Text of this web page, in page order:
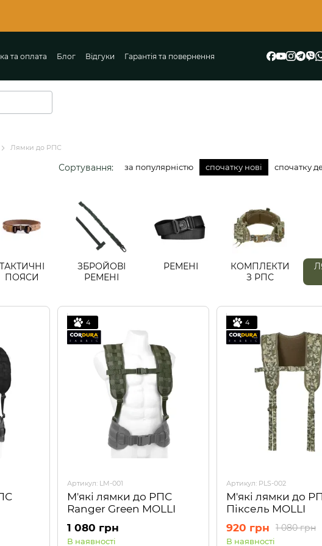
🔔
та оплата Блог Відгуки
Гарантія та повернення
Лямки до РПС
Сортування: за популярністю спочатку нові спочатку
ТАКТИЧНІ
ПОЯСИ
ЗБРОЙОВІ
РЕМЕНІ
РЕМЕНІ
КОМПЛЕКТИ
З РПС
4
Артикул: LM-001
М'які лямки до РПС
Ranger Green MOLLI
1 080 грн
В наявності
4
Артикул: PLS-002
М'які лямки до
Піксель MOLLI
1 080 грн
920 грн
В наявності